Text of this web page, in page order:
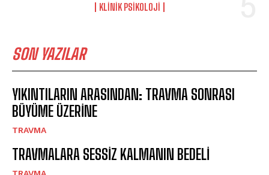
KLINIK PSIKOLOJI
SON YAZILAR
YIKINTILARIN ARASINDAN: TRAVMA SONRASI
BÜYÜME ÜZERİNE
TRAVMA
TRAVMALARA SESSİZ KALMANIN BEDELİ